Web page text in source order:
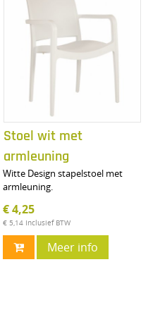
Stoel wit met
armleuning
Witte Design stapelstoel met
armleuning.
€ 4,25
€ 5,14 Inclusief BTW
Meer info